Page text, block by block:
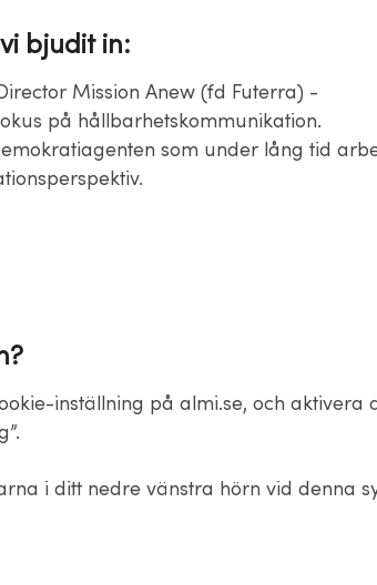
bjudit in:
Mission Anew (fd Futerra) -
på hållbarhetskommunikation.
som under lång tid
inställning på almi.se, och aktivera
i ditt nedre vänstra hörn vid denna